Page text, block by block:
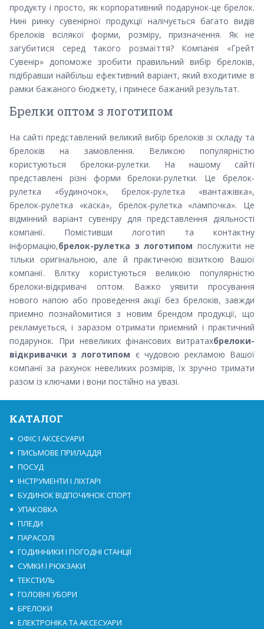
продукту і просто, як корпоративний подарунок-це брелок.
Нині ринку сувенірної продукції налічується багато видів
брелоків всілякої форми, розміру, призначення. Як не
загубитися серед такого розмаїття? Компанія «Грейт
Сувенір» допоможе зробити правильний вибір брелоків,
підібравши найбільш ефективний варіант, який входитиме в
рамки бажаного бюджету, і принесе бажаний результат.
Брелки оптом з логотипом
На сайті представлений великий вибір брелоків зі складу та
брелоків на замовлення. Великою популярністю
користуються брелоки-рулетки. На нашому сайті
представлені різні форми брелоки-рулетки. Це брелок-
рулетка «будиночок», брелок-рулетка «вантажівка»,
брелок-рулетка «каска», брелок-рулетка «лампочка». Це
відмінний варіант сувеніру для представлення діяльності
компанії. Помістивши логотип та контактну
інформацію,брелок-рулетка з логотипом послужити не
тільки оригінальною, але й практичною візиткою Вашої
компанії. Влітку користуються великою популярністю
брелоки-відкривачі оптом. Важко уявити просування
нового напою або проведення акції без брелоків, завжди
приємно познайомитися з новим брендом продукції, що
рекламується, і заразом отримати приємний і практичний
подарунок. При невеликих фінансових витратахбрелоки-
відкривачки з логотипом є чудовою рекламою Вашої
компанії за рахунок невеликих розмірів, їх зручно тримати
разом із ключами і вони постійно на увазі.
КАТАЛОГ
ОФІС І АКСЕСУАРИ
ПИСЬМОВЕ ПРИЛАДДЯ
ПОСУД
ІНСТРУМЕНТИ І ЛІХТАРІ
БУДИНОК ВІДПОЧИНОК СПОРТ
УПАКОВКА
ПЛЕДИ
ПАРАСОЛІ
ГОДИННИКИ І ПОГОДНІ СТАНЦІЇ
СУМКИ І РЮКЗАКИ
ТЕКСТИЛЬ
ГОЛОВНІ УБОРИ
БРЕЛОКИ
ЕЛЕКТРОНІКА ТА АКСЕСУАРИ